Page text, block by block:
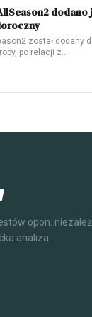
został dodany
po relacji z…
opon.
analiza.